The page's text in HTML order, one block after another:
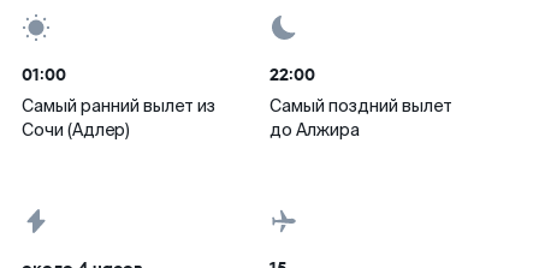
01:00
Самый ранний вылет из
Сочи (Адлер)
22:00
Самый поздний вылет
до Алжира